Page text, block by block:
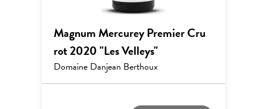
Magnum Mercurey Premier Cru
rot 2020 "Les Velleys"
Domaine Danjean Berthoux